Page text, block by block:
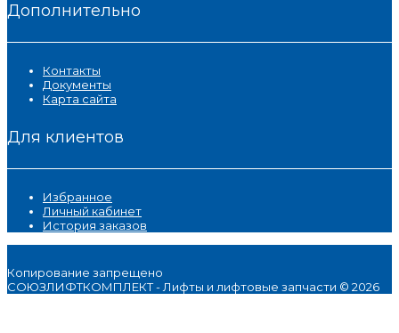
Дополнительно
Контакты
Документы
Карта сайта
Для клиентов
Избранное
Личный кабинет
История заказов
Копирование запрещено
СОЮЗЛИФТКОМПЛЕКТ - Лифты и лифтовые запчасти © 2026